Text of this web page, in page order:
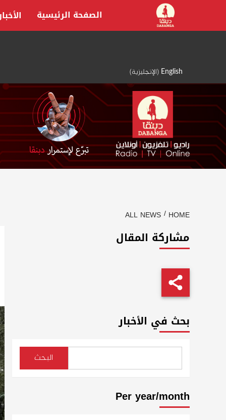
content
English
(الإنجليزية)
الصفحة الرئيسية
HOME
ALL NEWS
مشاركة المقال
بحث في الأخبار
البحث
Per year/month